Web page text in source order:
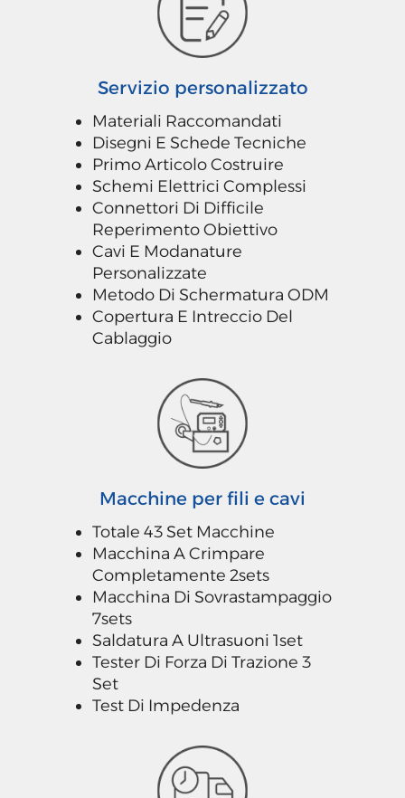
Servizio personalizzato
Materiali Raccomandati
Disegni E Schede Tecniche
Primo Articolo Costruire
Schemi Elettrici Complessi
Connettori Di Difficile
Reperimento Obiettivo
Cavi E Modanature
Personalizzate
Metodo Di Schermatura ODM
Copertura E Intreccio Del
Cablaggio
Macchine per fili e cavi
Totale 43 Set Macchine
Macchina A Crimpare
Completamente 2sets
Macchina Di Sovrastampaggio
7sets
Saldatura A Ultrasuoni 1set
Tester Di Forza Di Trazione 3
Set
Test Di Impedenza